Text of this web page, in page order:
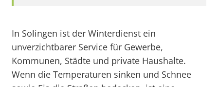
In Solingen ist der Winterdienst ein
unverzichtbarer Service für Gewerbe,
Kommunen, Städte und private Haushalte.
Wenn die Temperaturen sinken und Schnee